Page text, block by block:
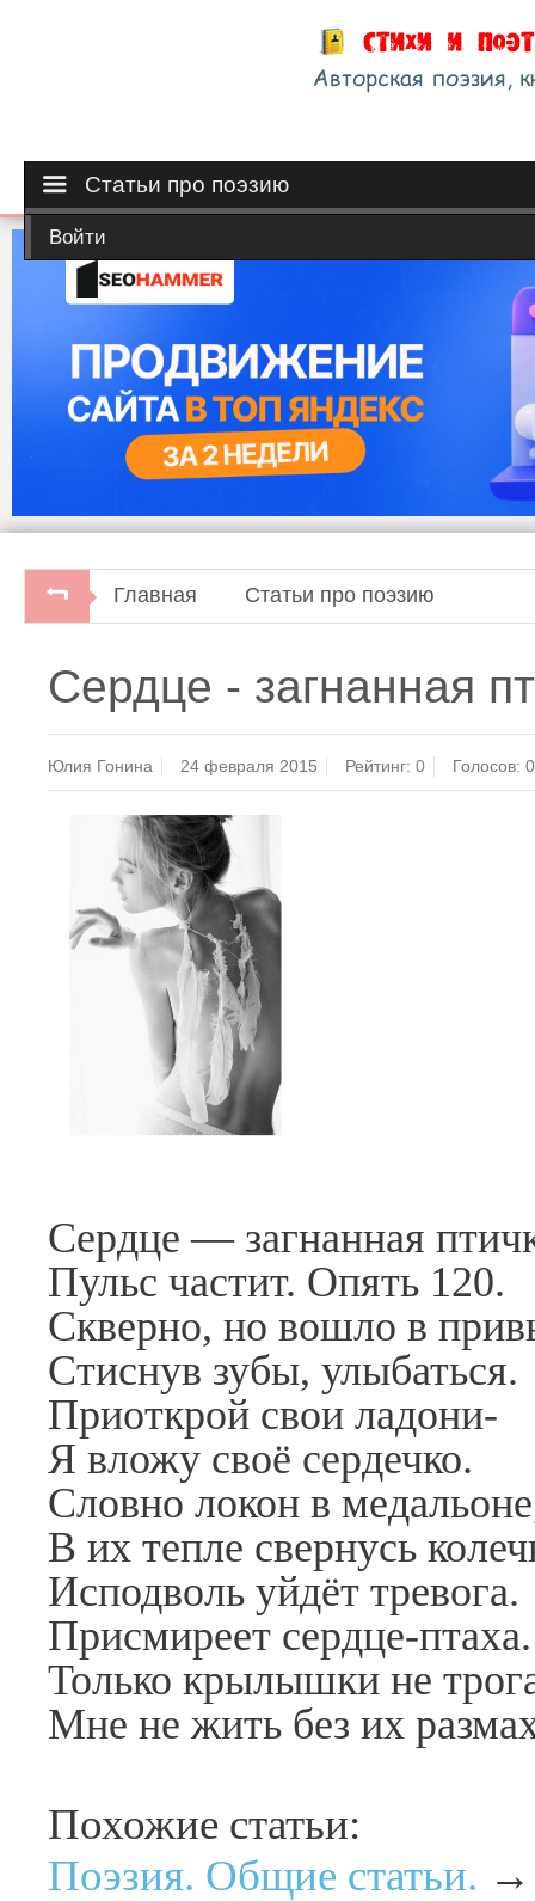
Статьи про поэзию
Войти
Главная Статьи про поэзию
Сердце - загнанная
Юлия Гонина 24 февраля 2015 Рейтинг:0 Голосов: 0
Сердце — загнанная
Пульс частит. Опять 120.
Скверно, но вошло в
Стиснув зубы, улыбаться.
Приоткрой свои ладони-
Я вложу своё сердечко.
Словно локон в
В их тепле свернусь
Исподволь уйдёт тревога.
Присмиреет сердце-птаха.
Только крылышки не
Мне не жить без их
Похожие статьи:
Поэзия. Общие статьи.